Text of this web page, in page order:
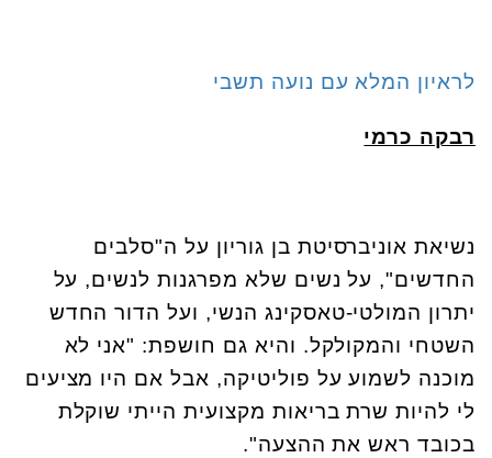
לראיון המלא עם נועה תשבי
רבקה כרמי
נשיאת אוניברסיטת בן גוריון על ה"סלבים
החדשים", על נשים שלא מפרגנות לנשים, על
יתרון המולטי-טאסקינג הנשי, ועל הדור החדש
השטחי והמקולקל. והיא גם חושפת: "אני לא
מוכנה לשמוע על פוליטיקה, אבל אם היו מציעים
לי להיות שרת בריאות מקצועית הייתי שוקלת
בכובד ראש את ההצעה".